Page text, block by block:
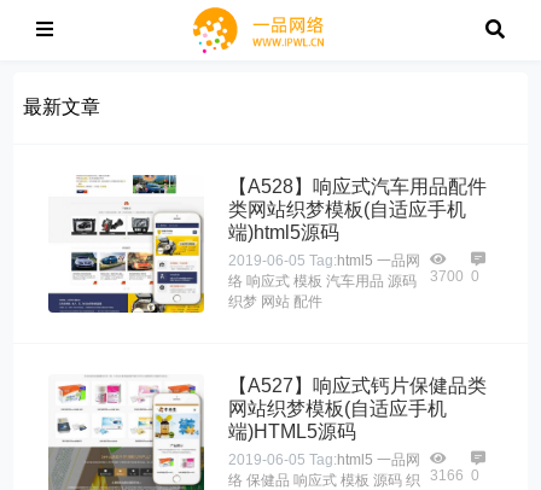
最新文章
【A528】响应式汽车用品配件
类网站织梦模板(自适应手机
端)html5源码
2019-06-05 Tag: html5 一品网
络 响应式 模板 汽车用品 源码
织梦 网站 配件
3700 0
【A527】响应式钙片保健品类
网站织梦模板(自适应手机
端)HTML5源码
2019-06-05 Tag: html5 一品网
络 保健品 响应式 模板 源码 织
3166 0